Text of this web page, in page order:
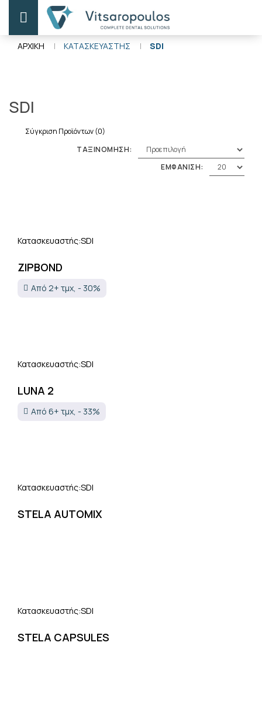
ΑΡΧΙΚΗ ΚΑΤΑΣΚΕΥΑΣΤΗΣ SDI
SDI
Σύγκριση Προϊόντων (0)
ΤΑΞΙΝΟΜΗΣΗ:
ΕΜΦΑΝΙΣΗ:
ZIPBOND
Κατασκευαστής:SDI
Από 2+ τμχ, - 30%
LUNA 2
Κατασκευαστής:SDI
Από 6+ τμχ, - 33%
STELA AUTOMIX
Κατασκευαστής:SDI
STELA CAPSULES
Κατασκευαστής:SDI